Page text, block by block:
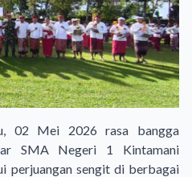
02 Mei 2026 rasa bangga
SMA Negeri 1 Kintamani
perjuangan sengit di berbagai